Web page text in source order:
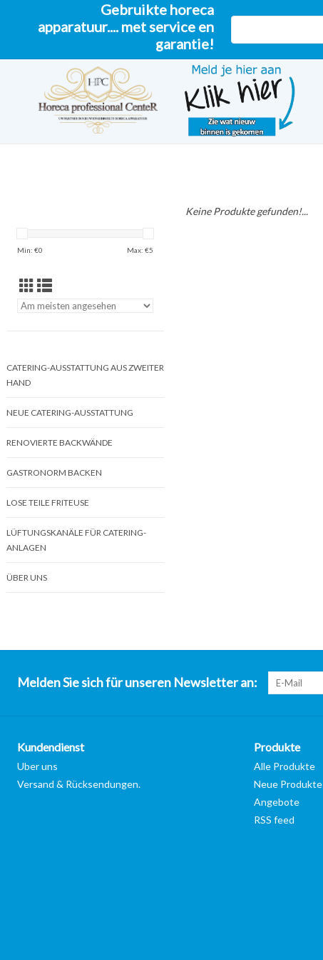
Gebruikte horeca
apparatuur.... met service en
garantie!
Min: €0 Max: €5
CATERING-AUSSTATTUNG AUS ZWEITER
HAND
NEUE CATERING-AUSSTATTUNG
RENOVIERTE BACKWÄNDE
GASTRONORM BACKEN
LOSE TEILE FRITEUSE
LÜFTUNGSKANÄLE FÜR CATERING-
ANLAGEN
ÜBER UNS
Keine Produkte gefunden!...
Melden Sie sich für unseren Newsletter an:
Kundendienst
Uber uns
Versand & Rücksendungen.
Produkte
Alle Produkte
Neue Produkte
Angebote
RSS feed